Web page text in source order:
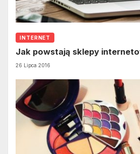
INTERNET
Jak powstają sklepy
26 Lipca 2016